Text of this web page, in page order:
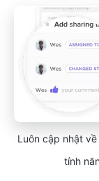
Luôn cập nhật
tính